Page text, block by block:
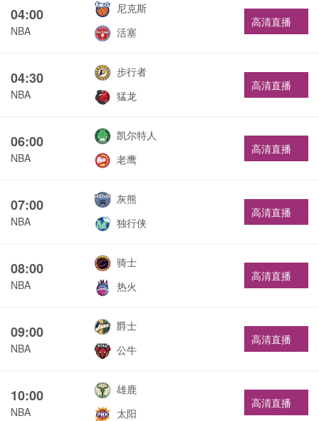
04:00
NBA
尼克斯
活塞
高清直播
04:30
NBA
步行者
猛龙
高清直播
06:00
NBA
凯尔特人
老鹰
高清直播
07:00
NBA
灰熊
独行侠
高清直播
08:00
NBA
骑士
热火
高清直播
09:00
NBA
爵士
公牛
高清直播
10:00
NBA
雄鹿
太阳
高清直播